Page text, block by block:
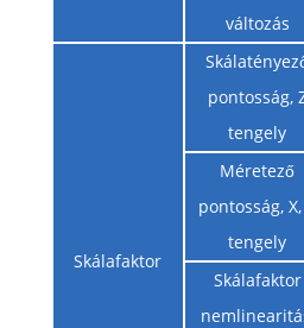
változás
Skálafaktor
pontosság,
tengely
Méretező
pontosság,
tengely
Skálafaktor